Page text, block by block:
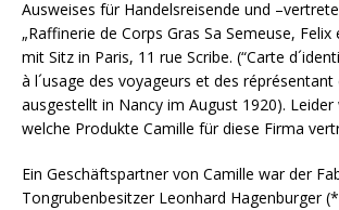
Ausweises für Handelsreisende und
„Raffinerie de Corps Gras Sa Semeuse,
mit Sitz in Paris, 11 rue Scribe. (“Carte
à l´usage des voyageurs et des réprésentant
ausgestellt in Nancy im August 1920).
welche Produkte Camille für diese Firma
Ein Geschäftspartner von Camille war der
Tongrubenbesitzer Leonhard Hagenburger (*